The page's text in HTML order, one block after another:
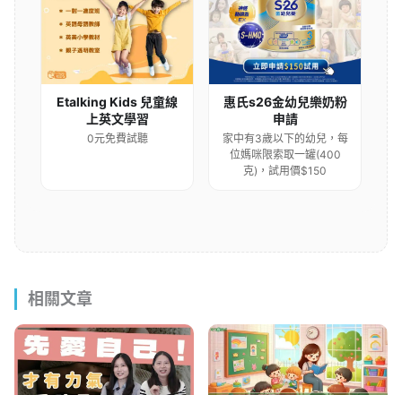
Etalking Kids 兒童線
上英文學習
0元免費試聽
惠氏s26金幼兒樂奶粉
申請
家中有3歲以下的幼兒，每
位媽咪限索取一罐(400
克)，試用價$150
相關文章